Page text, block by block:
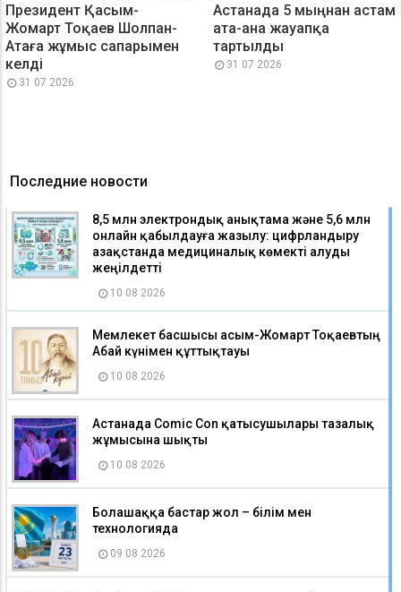
Президент Қасым-
Жомарт Тоқаев Шолпан-
Атаға жұмыс сапарымен
келді
31 07 2026
Астанада 5 мыңнан астам
ата-ана жауапқа
тартылды
31 07 2026
Последние новости
8,5 млн электрондық анықтама және 5,6 млн
онлайн қабылдауға жазылу: цифрландыру
Қазақстанда медициналық көмекті алуды
жеңілдетті
10 08 2026
Мемлекет басшысы Қасым-Жомарт Тоқаевтың
Абай күнімен құттықтауы
10 08 2026
Астанада Comic Con қатысушылары тазалық
жұмысына шықты
10 08 2026
Болашаққа бастар жол – білім мен
технологияда
09 08 2026